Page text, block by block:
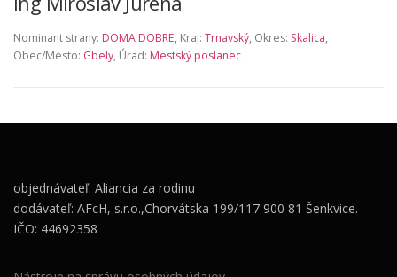
Nominant strany: DOMA DOBRE, Kraj: Trnavský, Okres: Skalica,
Obec/Mesto: Gbely, Úrad: Mestský poslanec
objednávateľ: Aliancia za rodinu
dodávateľ: AFcH, s.r.o.,Chorvátska 199/117 900 81 Šenkvice.
IČO: 44692358